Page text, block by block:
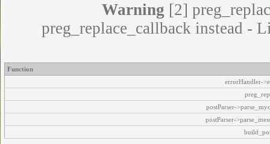
Warning [2]
preg_replace_callback instead -
Function
errorHandler-
postParser-
postParser-